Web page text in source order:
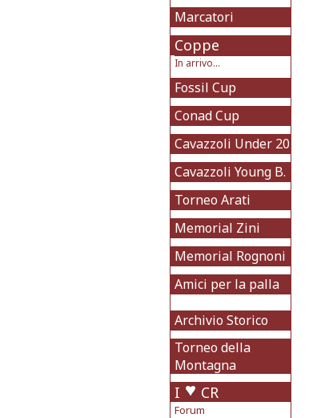
Marcatori
Coppe
In arrivo...
Fossil Cup
Conad Cup
Cavazzoli Under 20
Cavazzoli Young B.
Torneo Arati
Memorial Zini
Memorial Rognoni
Amici per la palla
Archivio Storico
Torneo della
Montagna
I CR
Forum